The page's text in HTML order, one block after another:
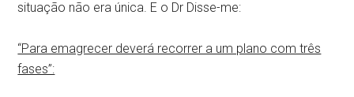
situação não era única. E o Dr Disse-me:
“Para emagrecer deverá recorrer a um plano com três
fases”: